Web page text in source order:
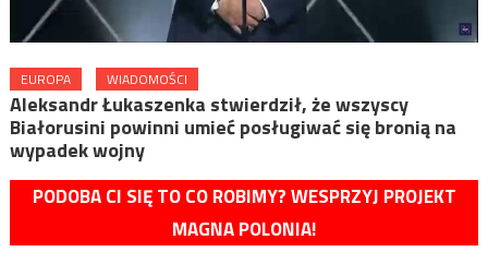
EUROPA WIADOMOŚCI
Aleksandr Łukaszenka stwierdził, że wszyscy
Białorusini powinni umieć posługiwać się bronią na
wypadek wojny
PODOBA CI SIĘ TO CO ROBIMY? WESPRZYJ PROJEKT
MAGNA POLONIA!